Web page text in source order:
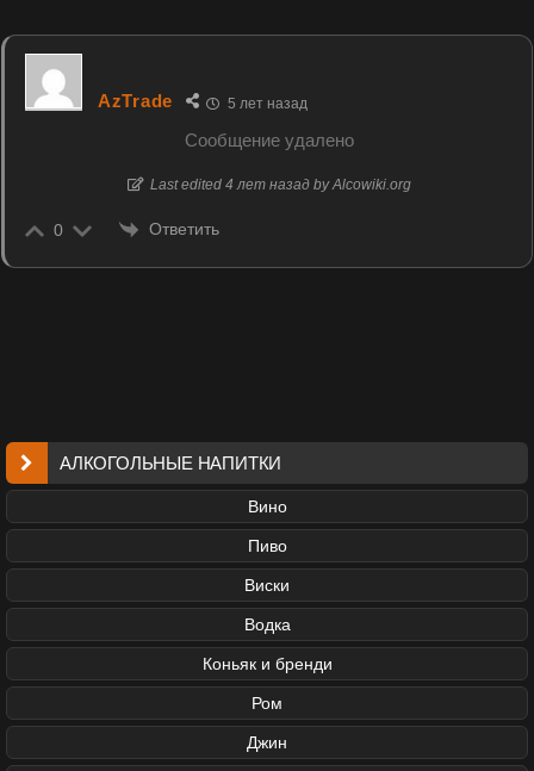
AzTrade 5 лет назад
Сообщение удалено
Last edited 4 лет назад by Alcowiki.org
0 Ответить
АЛКОГОЛЬНЫЕ НАПИТКИ
Вино
Пиво
Виски
Водка
Коньяк и бренди
Ром
Джин